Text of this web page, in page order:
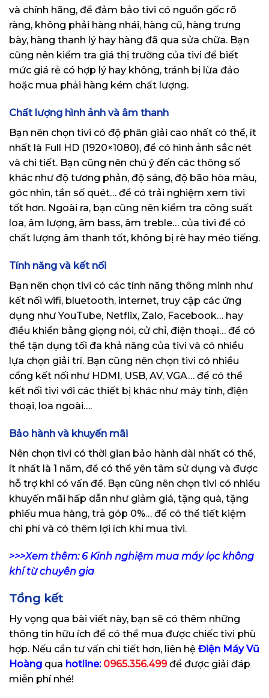
và chính hãng, để đảm bảo tivi có nguồn gốc rõ
ràng, không phải hàng nhái, hàng cũ, hàng trưng
bày, hàng thanh lý hay hàng đã qua sửa chữa. Bạn
cũng nên kiểm tra giá thị trường của tivi để biết
mức giá rẻ có hợp lý hay không, tránh bị lừa đảo
hoặc mua phải hàng kém chất lượng.
Chất lượng hình ảnh và âm thanh
Bạn nên chọn tivi có độ phân giải cao nhất có thể, ít
nhất là Full HD (1920×1080), để có hình ảnh sắc nét
và chi tiết. Bạn cũng nên chú ý đến các thông số
khác như độ tương phản, độ sáng, độ bão hòa màu,
góc nhìn, tần số quét… để có trải nghiệm xem tivi
tốt hơn. Ngoài ra, bạn cũng nên kiểm tra công suất
loa, âm lượng, âm bass, âm treble… của tivi để có
chất lượng âm thanh tốt, không bị rè hay méo tiếng.
Tính năng và kết nối
Bạn nên chọn tivi có các tính năng thông minh như
kết nối wifi, bluetooth, internet, truy cập các ứng
dụng như YouTube, Netflix, Zalo, Facebook… hay
điều khiển bằng giọng nói, cử chỉ, điện thoại… để có
thể tận dụng tối đa khả năng của tivi và có nhiều
lựa chọn giải trí. Bạn cũng nên chọn tivi có nhiều
cổng kết nối như HDMI, USB, AV, VGA… để có thể
kết nối tivi với các thiết bị khác như máy tính, điện
thoại, loa ngoài….
Bảo hành và khuyến mãi
Nên chọn tivi có thời gian bảo hành dài nhất có thể,
ít nhất là 1 năm, để có thể yên tâm sử dụng và được
hỗ trợ khi có vấn đề. Bạn cũng nên chọn tivi có nhiều
khuyến mãi hấp dẫn như giảm giá, tặng quà, tặng
phiếu mua hàng, trả góp 0%… để có thể tiết kiệm
chi phí và có thêm lợi ích khi mua tivi.
>>>Xem thêm: 6 Kinh nghiệm mua máy lọc không
khí từ chuyên gia
Tổng kết
Hy vọng qua bài viết này, bạn sẽ có thêm những
thông tin hữu ích để có thể mua được chiếc tivi phù
hợp. Nếu cần tư vấn chi tiết hơn, liên hệ Điện Máy Vũ
Hoàng qua hotline: 0965.356.499để được giải đáp
miễn phí nhé!